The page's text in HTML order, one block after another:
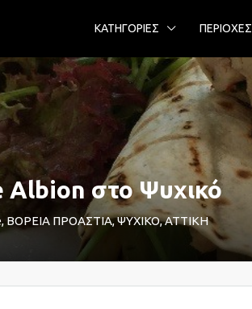
ΚΑΤΗΓΟΡΙΕΣ ΠΕΡΙΟΧΕΣ
Albion στο Ψυχικό
ΒΟΡΕΙΑ ΠΡΟΑΣΤΙΑ, ΨΥΧΙΚΟ, ΑΤΤΙΚΗ